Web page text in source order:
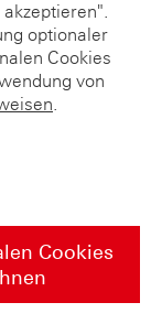
optionaler
Cookies
von
.
Cookies